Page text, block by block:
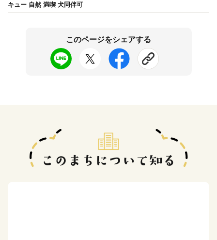
キュー 自然 満喫 犬同伴可
このページをシェアする